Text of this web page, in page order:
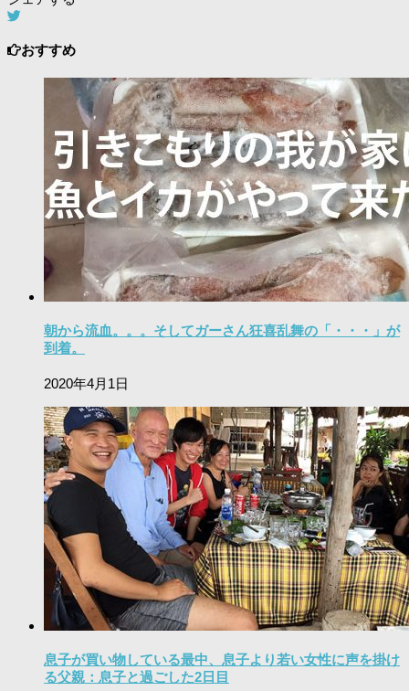
おすすめ
朝から流血。。。そしてガーさん狂喜乱舞の「・・・」が
到着。
2020年4月1日
息子が買い物している最中、息子より若い女性に声を掛け
る父親：息子と過ごした2日目